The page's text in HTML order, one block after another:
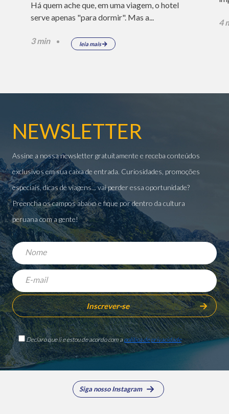
Há quem ache que, em uma viagem, o hotel
serve apenas "para dormir". Mas a...
3 min leia mais
4
NEWSLETTER
Assine a nossa newsletter gratuitamente e receba conteúdos
exclusivos em sua caixa de entrada. Curiosidades, promoções
especiais, dicas de viagens... vai perder essa oportunidade?
Preencha os campos abaixo e fique por dentro da cultura
peruana com a gente!
Declaro que li e estou de acordo com a política de privacidade
Siga nosso Instagram